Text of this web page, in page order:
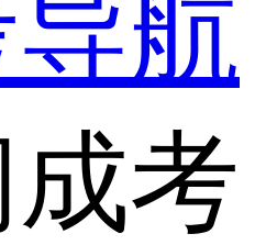
成考